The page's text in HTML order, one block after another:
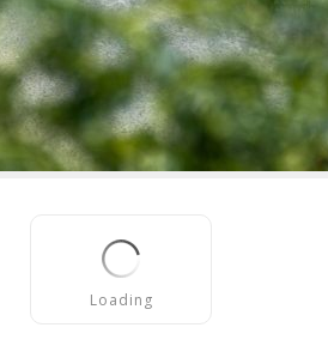
Loading